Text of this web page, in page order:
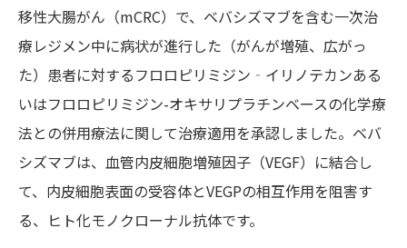
移性大腸がん（mCRC）で、ベバシズマブを含む一次治
療レジメン中に病状が進行した（がんが増殖、広がっ
た）患者に対するフロロピリミジン‐イリノテカンある
いはフロロピリミジン-オキサリプラチンベースの化学療
法との併用療法に関して治療適用を承認しました。ベバ
シズマブは、血管内皮細胞増殖因子（VEGF）に結合し
て、内皮細胞表面の受容体とVEGPの相互作用を阻害す
る、ヒト化モノクローナル抗体です。